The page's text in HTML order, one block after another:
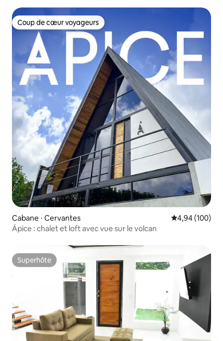
Coup de cœur voyageurs
Coup de cœur voyageurs
Cabane ⋅ Cervantes Évaluation
4,94 (100)
Ápice : chalet et loft avec vue sur le volcan
Superhôte
Superhôte